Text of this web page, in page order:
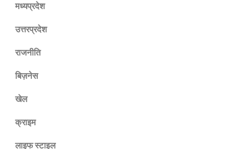
मध्यप्रदेश
उत्तरप्रदेश
राजनीति
बिज़नेस
खेल
क्राइम
लाइफ स्टाइल